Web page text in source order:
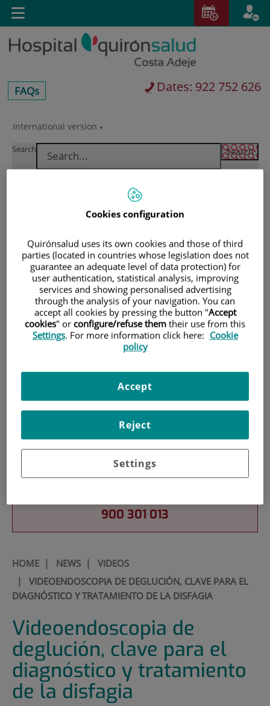
Jump to content
Jump
content
Language
Active
en
International version
centros-
faq
FAQs Dates: 922 752 626
Search
Toggle
navigation
Patients and Visitors
900 301 013
HOME| NEWS| VIDEOS
| VIDEOENDOSCOPIA DE DEGLUCIÓN, CLAVE PARA EL
DIAGNÓSTICO Y TRATAMIENTO DE LA DISFAGIA
Videoendoscopia de
deglución, clave para el
diagnóstico y tratamiento
de la disfagia
Cookies configuration
Quirónsalud uses its own cookies and those of third
parties (located in countries whose legislation does not
guarantee an adequate level of data protection) for
user authentication, statistical analysis, improving
services and showing personalised advertising
through the analysis of your navigation. You can
accept all cookies by pressing the button "Accept
cookies" or configure/refuse them their use from this
Settings. For more information click here: Cookie
policy
Settings
Reject
Accept